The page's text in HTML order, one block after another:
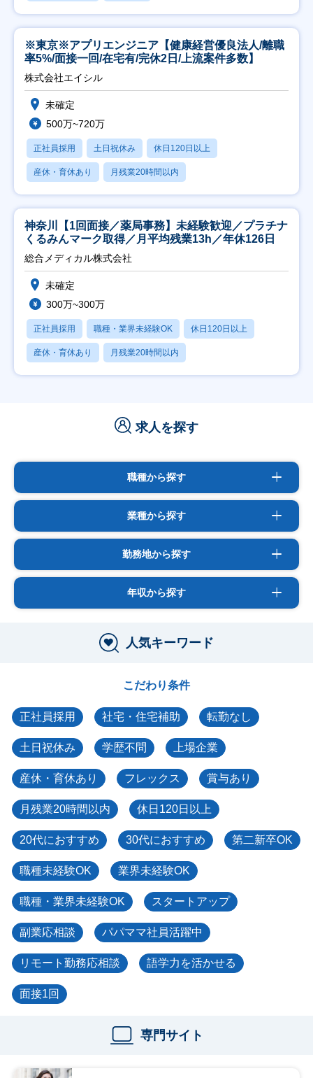
※東京※アプリエンジニア【健康経営優良法人/離職
率5%/面接一回/在宅有/完休2日/上流案件多数】
株式会社エイシル
未確定
500万~720万
正社員採用 土日祝休み 休日120日以上
産休・育休あり 月残業20時間以内
神奈川【1回面接／薬局事務】未経験歓迎／プラチナ
くるみんマーク取得／月平均残業13h／年休126日
総合メディカル株式会社
未確定
300万~300万
正社員採用 職種・業界未経験OK 休日120日以上
産休・育休あり 月残業20時間以内
求人を探す
職種から探す
業種から探す
勤務地から探す
年収から探す
人気キーワード
こだわり条件
正社員採用 社宅・住宅補助 転勤なし
土日祝休み 学歴不問 上場企業
産休・育休あり フレックス 賞与あり
月残業20時間以内 休日120日以上
20代におすすめ 30代におすすめ 第二新卒OK
職種未経験OK 業界未経験OK
職種・業界未経験OK スタートアップ
副業応相談 パパママ社員活躍中
リモート勤務応相談 語学力を活かせる
面接1回
専門サイト